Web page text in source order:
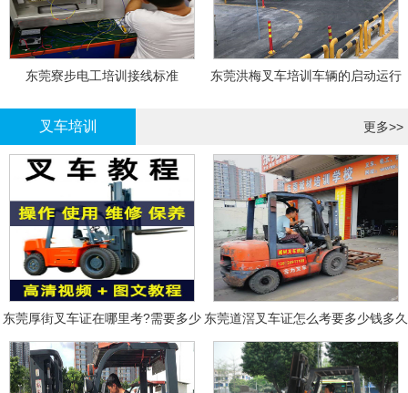
东莞寮步电工培训接线标准 东莞洪梅叉车培训车辆的启动运行
叉车培训 更多>>
东莞厚街叉车证在哪里考?需要多少
钱?
东莞道滘叉车证怎么考要多少钱多久
拿证